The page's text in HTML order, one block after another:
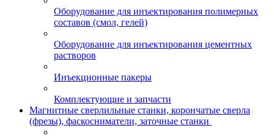
Оборудование для инъектирования полимерных
составов (смол, гелей)
Оборудование для инъектирования цементных
растворов
Инъекционные пакеры
Комплектующие и запчасти
Магнитные сверлильные станки, корончатые сверла
(фрезы), фаскосниматели, заточные станки